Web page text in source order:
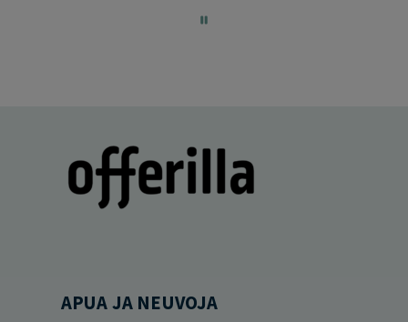
APUA JA NEUVOJA